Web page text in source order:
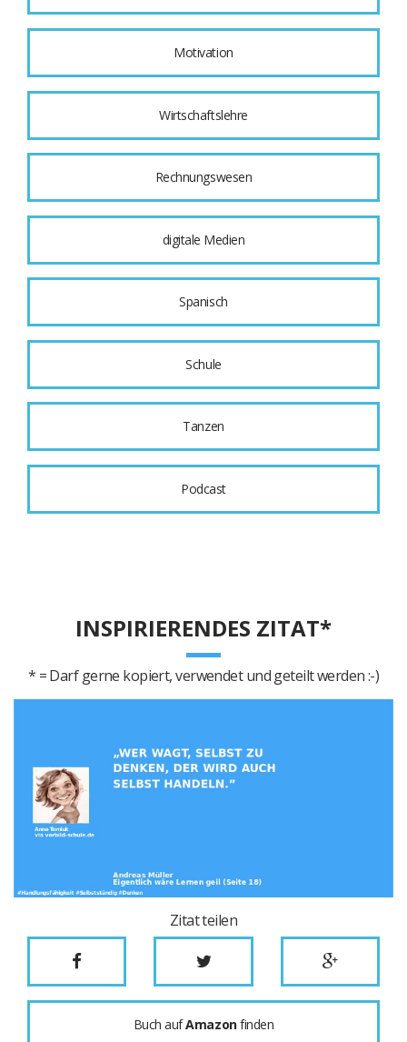
Motivation
Wirtschaftslehre
Rechnungswesen
digitale Medien
Spanisch
Schule
Tanzen
Podcast
INSPIRIERENDES ZITAT*
* = Darf gerne kopiert, verwendet und geteilt werden :-)
Zitat teilen
Buch aufAmazonfinden